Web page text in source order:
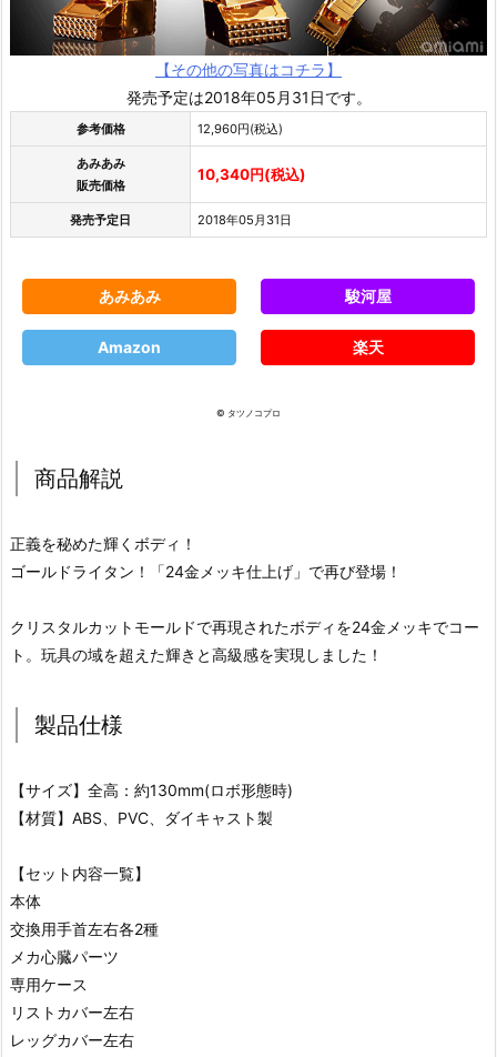
【その他の写真はコチラ】
発売予定は2018年05月31日です。
参考価格 12,960円(税込)
あみあみ
販売価格
10,340円(税込)
発売予定日 2018年05月31日
あみあみ 駿河屋
Amazon 楽天
© タツノコプロ
商品解説
正義を秘めた輝くボディ！
ゴールドライタン！「24金メッキ仕上げ」で再び登場！
クリスタルカットモールドで再現されたボディを24金メッキでコー
ト。玩具の域を超えた輝きと高級感を実現しました！
製品仕様
【サイズ】全高：約130mm(ロボ形態時)
【材質】ABS、PVC、ダイキャスト製
【セット内容一覧】
本体
交換用手首左右各2種
メカ心臓パーツ
専用ケース
リストカバー左右
レッグカバー左右